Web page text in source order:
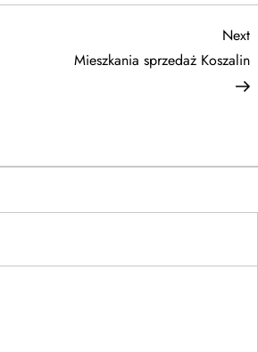
Next
Mieszkania sprzedaż Koszalin